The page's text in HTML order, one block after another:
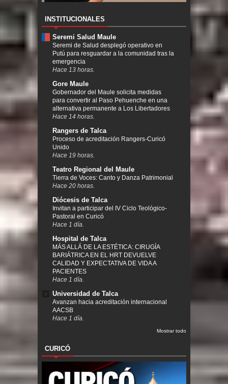
INSTITUCIONALES
Seremi Salud Maule
Seremi de Salud desplegó operativo en
Putú para resguardar a la comunidad tras la
emergencia
Hace 13 horas.
Gore Maule
Gobernador del Maule solicita medidas
para convertir al Paso Pehuenche en una
alternativa permanente a Los Libertadores
Hace 14 horas.
Rangers de Talca
Proceso de acreditación Rangers-Curicó
Unido
Hace 19 horas.
Teatro Regional del Maule
Tierra de Voces: Canto y Danza Patrimonial
Hace 20 horas.
Diócesis de Talca
Invitan a participar del IV Ciclo Teológico-
Pastoral en Curicó
Hace 1 día.
Hospital de Talca
MÁS ALLÁ DE LA ESTÉTICA: CIRUGÍA
BARIÁTRICA EN EL HRT DEVUELVE
CALIDAD Y EXPECTATIVA DE VIDA A
PACIENTES
Hace 1 día.
Universidad de Talca
Avanzan hacia acreditación internacional
AACSB
Hace 1 día.
Mostrar todo
CURICÓ